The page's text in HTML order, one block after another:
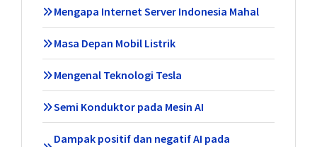
Mengapa Internet Server Indonesia Mahal
Masa Depan Mobil Listrik
Mengenal Teknologi Tesla
Semi Konduktor pada Mesin AI
Dampak positif dan negatif AI pada